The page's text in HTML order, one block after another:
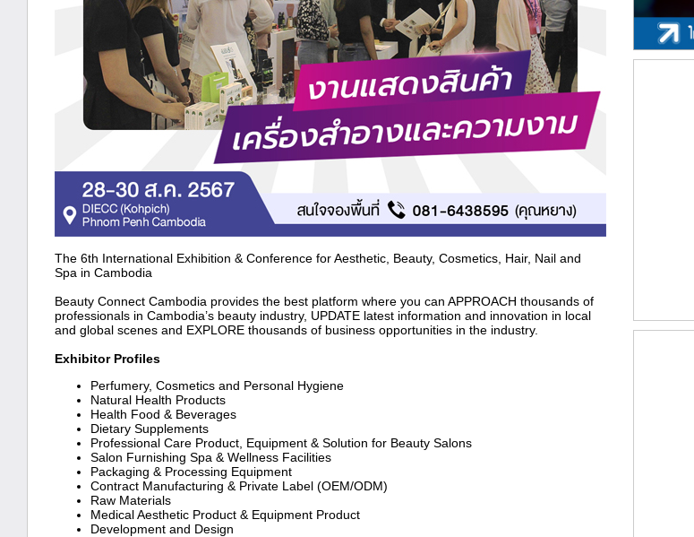
The 6th International Exhibition & Conference for Aesthetic, Beauty, Cosmetics, Hair, Nail and
Spa in Cambodia
Beauty Connect Cambodia provides the best platform where you can APPROACH thousands of
professionals in Cambodia’s beauty industry, UPDATE latest information and innovation in local
and global scenes and EXPLORE thousands of business opportunities in the industry.
Exhibitor Profiles
Perfumery, Cosmetics and Personal Hygiene
Natural Health Products
Health Food & Beverages
Dietary Supplements
Professional Care Product, Equipment & Solution for Beauty Salons
Salon Furnishing Spa & Wellness Facilities
Packaging & Processing Equipment
Contract Manufacturing & Private Label (OEM/ODM)
Raw Materials
Medical Aesthetic Product & Equipment Product
Development and Design